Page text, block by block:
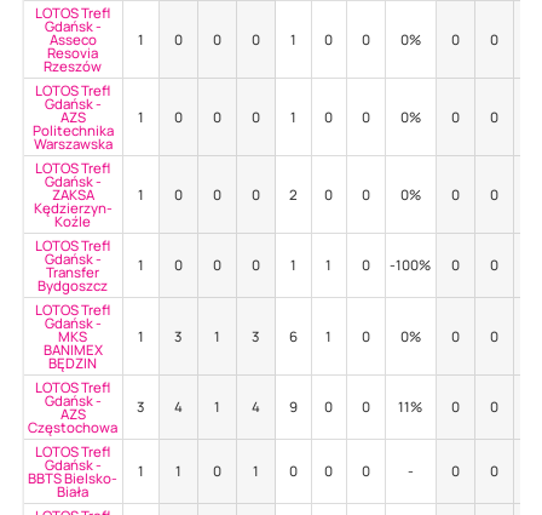
LOTOS Trefl
Gdańsk -
Asseco
Resovia
Rzeszów
1 0 0 0 1 0 0 0% 0 0
LOTOS Trefl
Gdańsk -
AZS
Politechnika
Warszawska
1 0 0 0 1 0 0 0% 0 0
LOTOS Trefl
Gdańsk -
ZAKSA
Kędzierzyn-
Koźle
1 0 0 0 2 0 0 0% 0 0
LOTOS Trefl
Gdańsk -
Transfer
Bydgoszcz
1 0 0 0 1 1 0 -100% 0 0
LOTOS Trefl
Gdańsk -
MKS
BANIMEX
BĘDZIN
1 3 1 3 6 1 0 0% 0 0
LOTOS Trefl
Gdańsk -
AZS
Częstochowa
3 4 1 4 9 0 0 11% 0 0
LOTOS Trefl
Gdańsk -
BBTS Bielsko-
Biała
1 1 0 1 0 0 0 - 0 0